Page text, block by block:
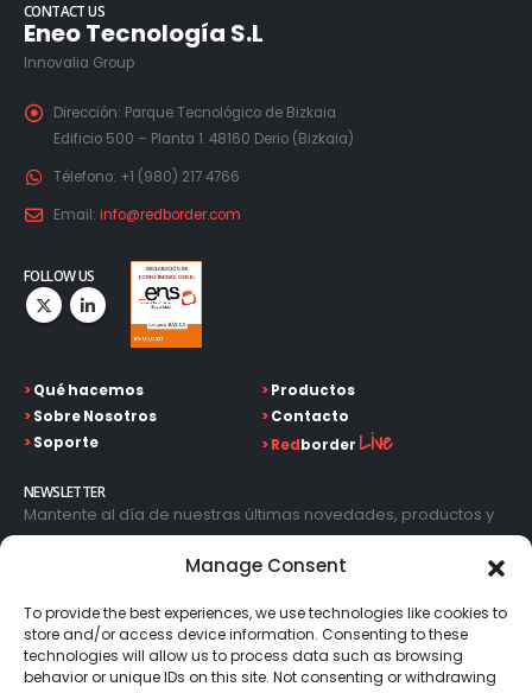
Manage Consent
To provide the best experiences, we use technologies like cookies to
store and/or access device information. Consenting to these
technologies will allow us to process data such as browsing
behavior or unique IDs on this site. Not consenting or withdrawing
CONTACT US
Eneo Tecnología S.L
Innovalia Group
Dirección: Parque Tecnológico de Bizkaia
Edificio 500 – Planta 1. 48160 Derio (Bizkaia)
Télefono: +1 (980) 217 4766
Email: info@redborder.com
FOLLOW US
>Qué hacemos
>Sobre Nosotros
>Soporte
>Productos
>Contacto
>Redborder Live
NEWSLETTER
Mantente al día de nuestras últimas novedades, productos y
avances tecnológicos. Introduce tu correo electrónico y
suscríbete a nuestra newsletter.